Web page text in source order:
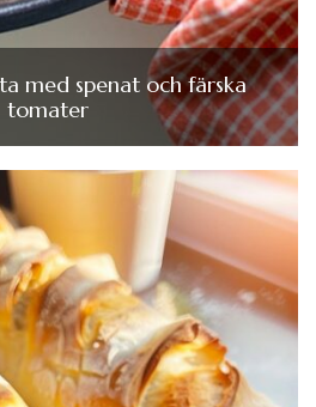
med spenat och färska
tomater